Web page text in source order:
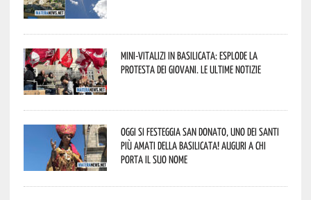
Mini-vitalizi in Basilicata: esplode la
protesta dei giovani. Le ultime notizie
Oggi si festeggia San Donato, uno dei Santi
più amati della Basilicata! Auguri a chi
porta il suo nome